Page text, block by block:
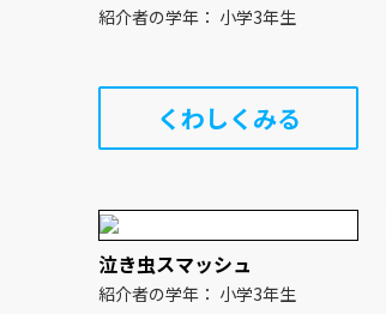
紹介者の学年： 小学3年生
くわしくみる
泣き虫スマッシュ
紹介者の学年： 小学3年生